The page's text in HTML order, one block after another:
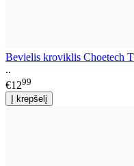
Bevielis kroviklis Choetech
..
€1299